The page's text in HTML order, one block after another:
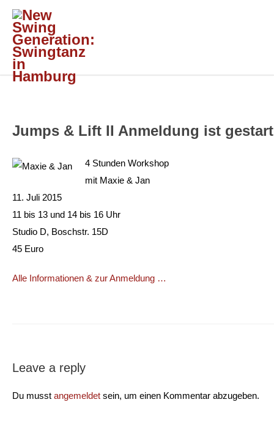
Jumps & Lift II Anmeldung ist
4 Stunden Workshop
mit Maxie & Jan
11. Juli 2015
11 bis 13 und 14 bis 16 Uhr
Studio D, Boschstr. 15D
45 Euro
Alle Informationen & zur Anmeldung …
Leave a reply
Du musst angemeldet sein, um einen Kommentar abzugeben.